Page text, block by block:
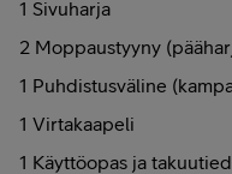
1 Sivuharja
2 Moppaustyyny
1 Puhdistusväline
1 Virtakaapeli
1 Käyttöopas ja